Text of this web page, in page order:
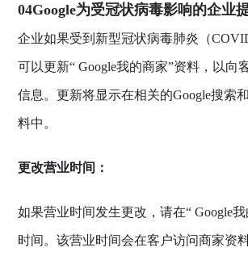
04Google为受冠状病毒影响的企业
企业如果受到新型冠状病毒肺炎（
可以更新“ Google我的商家”资料，以向
信息。更新将显示在相关的Google搜索
料中。
更改营业时间：
如果营业时间发生更改，请在“ Google
时间。该营业时间会在客户访问商家资